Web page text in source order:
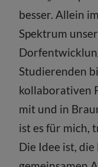
besser. Allein
Spektrum
Studierenden
kollaborativen
mit und in
ist es für mich,
Die Idee ist, die